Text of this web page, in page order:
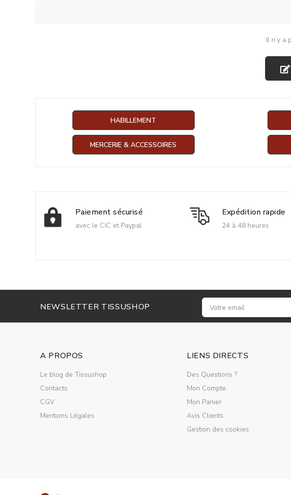
Il n’y a
HABILLEMENT
MERCERIE & ACCESSOIRES
Paiement sécurisé
avec le CIC et Paypal
Expédition rapide
24 à 48 heures
NEWSLETTER TISSUSHOP
A PROPOS
Le blog de Tissushop
Contacts
CGV
Mentions Légales
LIENS DIRECTS
Des Questions ?
Mon Compte
Mon Panier
Avis Clients
Gestion des cookies